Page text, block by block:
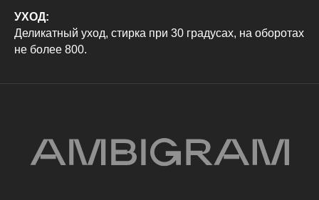
УХОД:
Деликатный уход, стирка при 30 градусах, на оборотах
не более 800.
Политика конфиденциальности
Оферта